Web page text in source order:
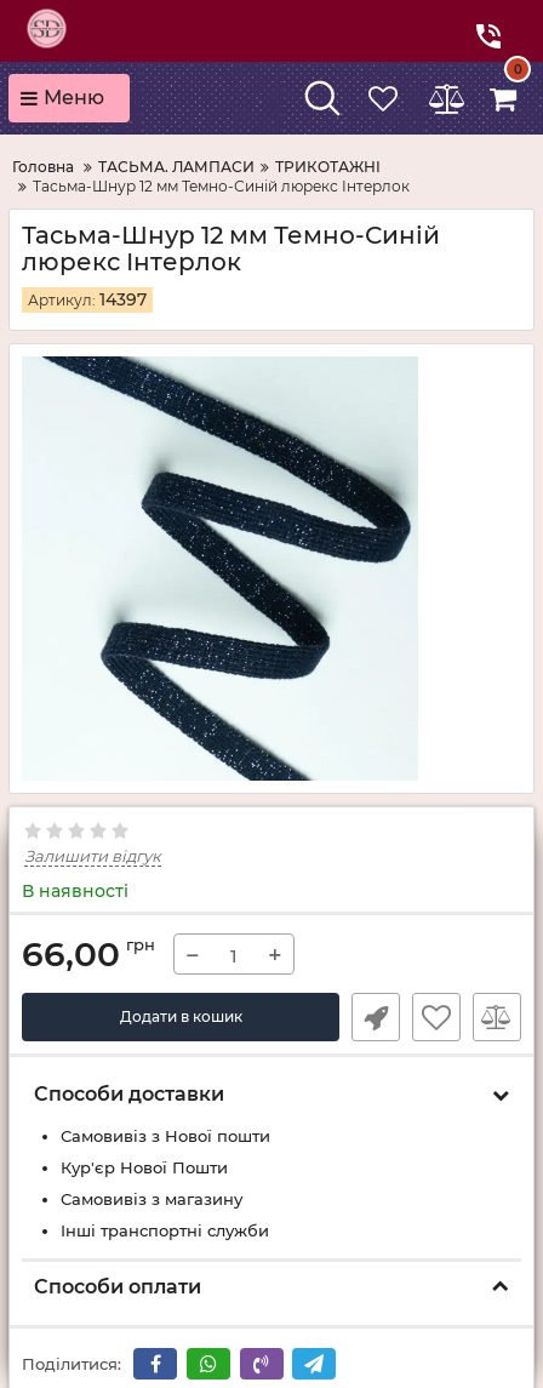
Меню
0
Головна ТАСЬМА. ЛАМПАСИ
ТРИКОТАЖНІ
Тасьма-Шнур 12 мм Темно-Синій люрекс Інтерлок
Тасьма-Шнур 12 мм Темно-Синій
люрекс Інтерлок
Артикул: 14397
Залишити відгук
В наявності
66,00 грн − +
Додати в кошик
Способи доставки
Самовивіз з Нової пошти
Кур'єр Нової Пошти
Самовивіз з магазину
Інші транспортні служби
Способи оплати
Поділитися: